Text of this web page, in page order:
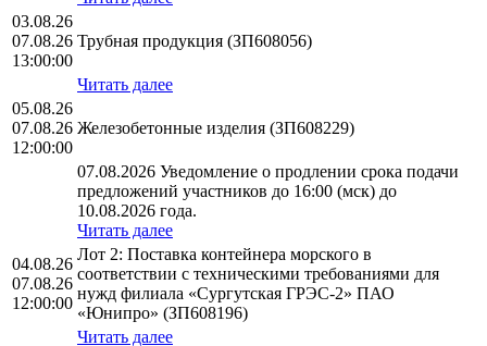
03.08.26
07.08.26
13:00:00
Трубная продукция (ЗП608056)
Читать далее
05.08.26
07.08.26
12:00:00
Железобетонные изделия (ЗП608229)
07.08.2026 Уведомление о продлении срока подачи
предложений участников до 16:00 (мск) до
10.08.2026 года.
Читать далее
04.08.26
07.08.26
12:00:00
Лот 2: Поставка контейнера морского в
соответствии с техническими требованиями для
нужд филиала «Сургутская ГРЭС-2» ПАО
«Юнипро» (ЗП608196)
Читать далее